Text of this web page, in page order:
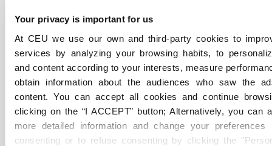
Your privacy is important for us
At CEU we use our own and third-party cookies to
services by analyzing your browsing habits, to
and content according to your interests, measure
obtain information about the audiences who saw the
content. You can accept all cookies and continue
clicking on the “I ACCEPT” button; Alternatively, you can
more detailed information and change your preferences
consenting or to refuse consenting by clicking the
Beneficios para los miembros:
Bolsa de empleo
con más de 2.000 puestos
gracias a nuestros convenios con empresas del IBEX
Networking de calidad para crear redes de